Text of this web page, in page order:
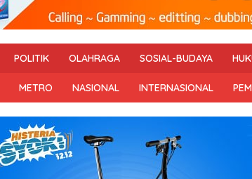
POLITIK OLAHRAGA SOSIAL-BUDAYA
METRO NASIONAL INTERNASIONAL